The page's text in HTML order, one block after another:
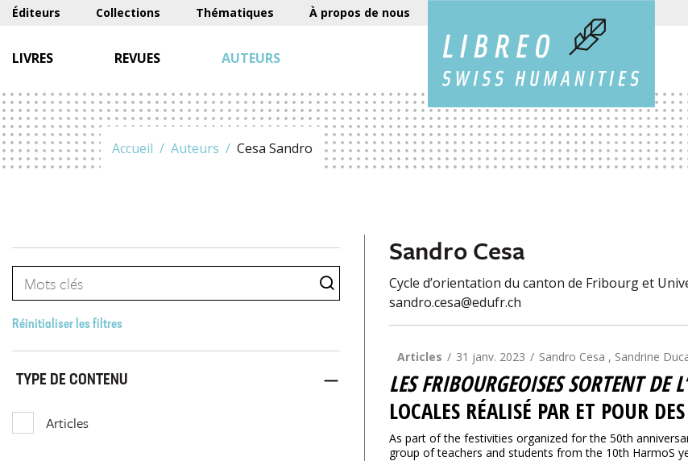
Éditeurs Collections Thématiques À propos de nous
LIVRES REVUES AUTEURS
Accueil Auteurs Cesa Sandro
Réinitialiser les filtres
TYPE DE CONTENU
Articles
Sandro Cesa
Cycle d’orientation du canton de Fribourg et
sandro.cesa@edufr.ch
Articles 31 janv. 2023 Sandro Cesa , Sandrine
LES FRIBOURGEOISES SORTENT DE
LOCALES RÉALISÉ PAR ET POUR
As part of the festivities organized for the 50th
group of teachers and students from the 10th HarmoS